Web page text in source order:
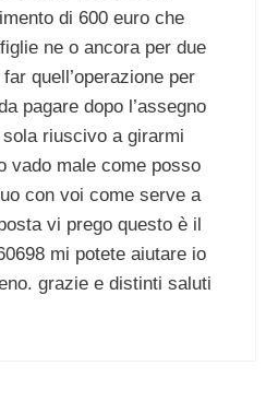
di 600 euro che
ne o ancora per due
quell’operazione per
pagare dopo l’assegno
riuscivo a girarmi
vado male come posso
con voi come serve a
vi prego questo è il
mi potete aiutare io
grazie e distinti saluti